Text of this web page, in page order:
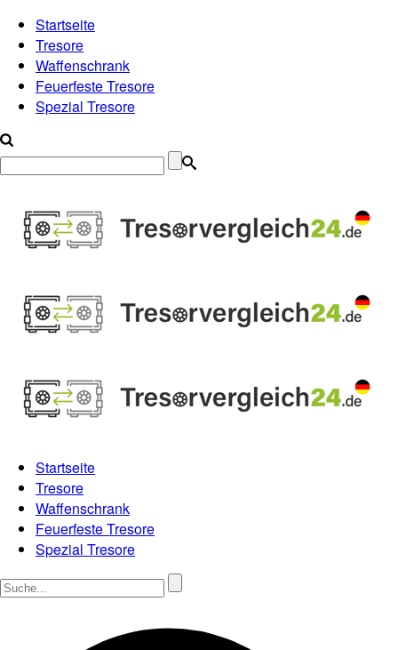
Startseite
Tresore
Waffenschrank
Feuerfeste Tresore
Spezial Tresore
Startseite
Tresore
Waffenschrank
Feuerfeste Tresore
Spezial Tresore